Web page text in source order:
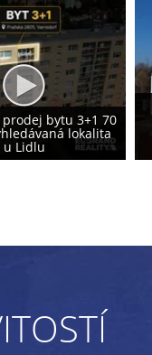
domu 155
Lípa - vlastní
8,2 kWp - NOVÁ
CENA!!!!